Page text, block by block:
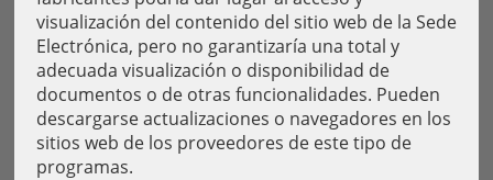
visualización del contenido del sitio web de la Sede
Electrónica, pero no garantizaría una total y
adecuada visualización o disponibilidad de
documentos o de otras funcionalidades. Pueden
descargarse actualizaciones o navegadores en los
sitios web de los proveedores de este tipo de
programas.